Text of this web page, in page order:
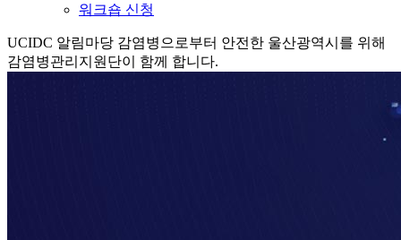
워크숍 신청
UCIDC 알림마당 감염병으로부터 안전한 울산광역시를 위해
감염병관리지원단이 함께 합니다.